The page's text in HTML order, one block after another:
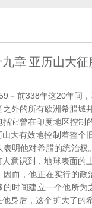
章 亚历山大征
前338年这20年间，
外的所有欧洲希腊城
括它曾在印度地区控制
大有效地控制着整个
表明他对希腊的统治
意识到，地球表面的
因而，他正在实行的政
的时间建立一个他所
他身后，这个扩大了的